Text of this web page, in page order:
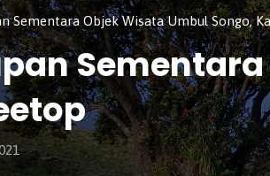
Sementara Objek Wisata Umbul Songo,